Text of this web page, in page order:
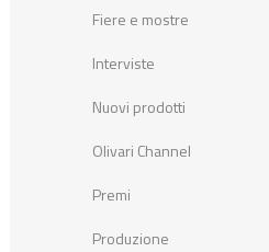
Fiere e mostre
Interviste
Nuovi prodotti
Olivari Channel
Premi
Produzione